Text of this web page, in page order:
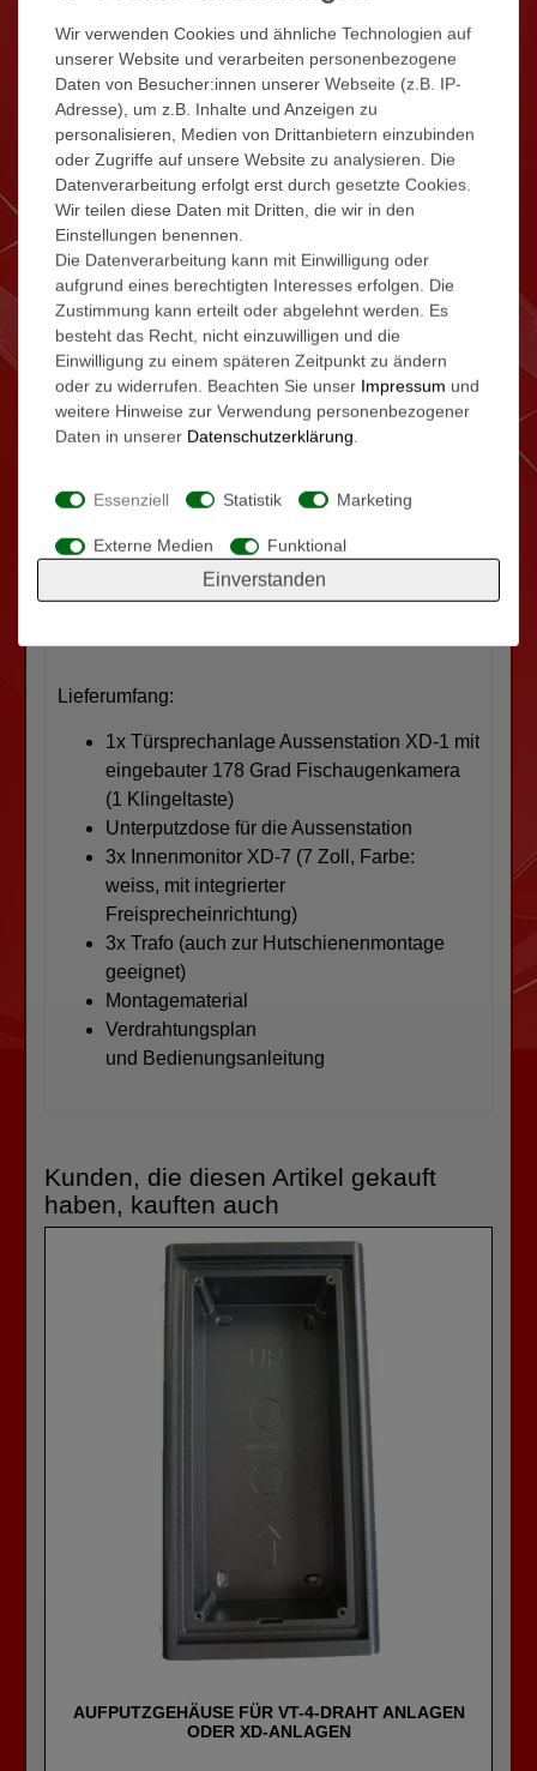
Auflösung 800(B) x 480(H) Px.
Integrierte Klingeltöne bzw. Gong
Freisprecheinrichtung
Zweite Türstation oder Kamera
anschliessbar
Etagenklingeltaster anschliessbar
Abmessungen (B x H x T) = 200 x 170 x 15
mm
Tasten: (Überwachung Türstation, Kamera)
Gesprächstaste, Türöffnertaste
Taste für Einstellungen
Hinweis: Die Abbildung derInnenstation ist ein
Musterfoto. Bei Nichtverfügbarkeit der
kompatible mindestens gleich- oder aber auch
die der abgebildeten in der Farbe entspricht und
im Design ähnelt. (rechtlich: "Leistungserfüllung
gleicher oder besserer Art und Güte")
Lieferumfang:
1x Türsprechanlage Aussenstation XD-1 mit
eingebauter 178 Grad Fischaugenkamera
(1 Klingeltaste)
Unterputzdose für die Aussenstation
3x Innenmonitor XD-7 (7 Zoll, Farbe:
weiss, mit integrierter
Freisprecheinrichtung)
3x Trafo (auch zur Hutschienenmontage
geeignet)
Montagematerial
Verdrahtungsplan
und Bedienungsanleitung
Kunden, die diesen Artikel gekauft
haben, kauften auch
AUFPUTZGEHÄUSE FÜR VT-4-DRAHT ANLAGEN
ODER XD-ANLAGEN
Wir verwenden Cookies und ähnliche Technologien auf
unserer Website und verarbeiten personenbezogene
Daten von Besucher:innen unserer Webseite (z.B. IP-
Adresse), um z.B. Inhalte und Anzeigen zu
personalisieren, Medien von Drittanbietern einzubinden
oder Zugriffe auf unsere Website zu analysieren. Die
Datenverarbeitung erfolgt erst durch gesetzte Cookies.
Wir teilen diese Daten mit Dritten, die wir in den
Einstellungen benennen.
Die Datenverarbeitung kann mit Einwilligung oder
aufgrund eines berechtigten Interesses erfolgen. Die
Zustimmung kann erteilt oder abgelehnt werden. Es
besteht das Recht, nicht einzuwilligen und die
Einwilligung zu einem späteren Zeitpunkt zu ändern
oder zu widerrufen. Beachten Sie unser Impressum und
weitere Hinweise zur Verwendung personenbezogener
Daten in unserer Daten­schutz­erklärung.
Essenziell Statistik Marketing
Externe Medien Funktional
Einverstanden